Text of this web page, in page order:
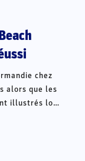
chez
alors que les
illustrés lors